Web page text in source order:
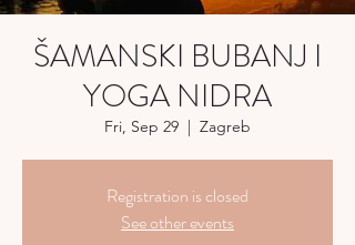
ŠAMANSKI BUBANJ I
YOGA NIDRA
Fri, Sep 29
  |
Zagreb
Registration is closed
See other events